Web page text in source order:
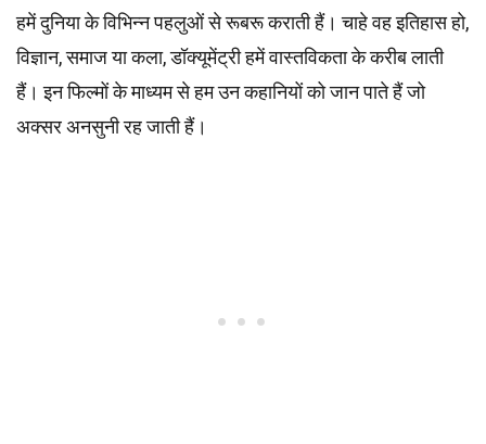
हमें दुनिया के विभिन्न पहलुओं से रूबरू कराती हैं। चाहे वह इतिहास हो,
विज्ञान, समाज या कला, डॉक्यूमेंट्री हमें वास्तविकता के करीब लाती
हैं। इन फिल्मों के माध्यम से हम उन कहानियों को जान पाते हैं जो
अक्सर अनसुनी रह जाती हैं।